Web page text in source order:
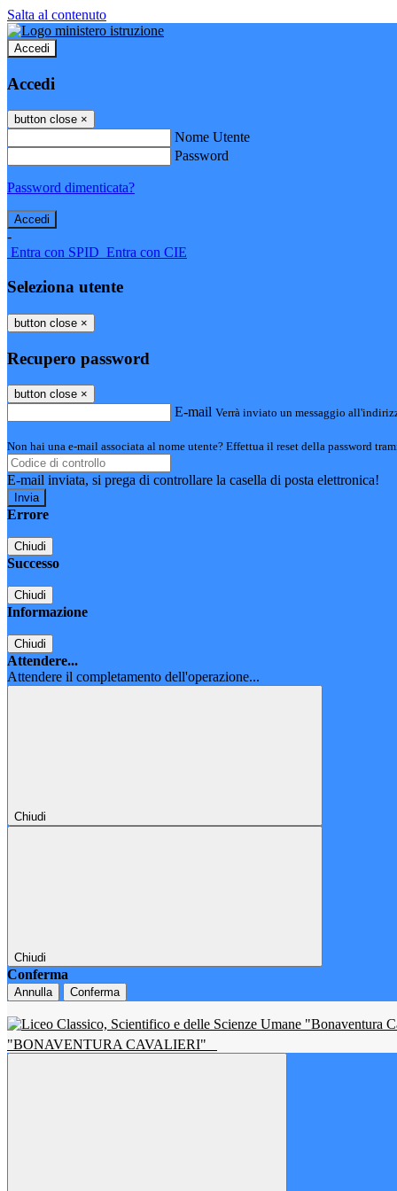
Salta al contenuto
Accedi
Accedi
button close ×
Nome Utente
Password
Password dimenticata?
-
Entra con SPID Entra con CIE
Seleziona utente
button close ×
Recupero password
button close ×
E-mail Verrà inviato un messaggio
Non hai una e-mail associata al nome utente? Effettua il reset della password
E-mail inviata, si prega di controllare la casella di posta elettronica!
Errore
Chiudi
Successo
Chiudi
Informazione
Chiudi
Attendere...
Attendere il completamento dell'operazione...
Chiudi
Chiudi
Conferma
Annulla Conferma
"BONAVENTURA CAVALIERI"